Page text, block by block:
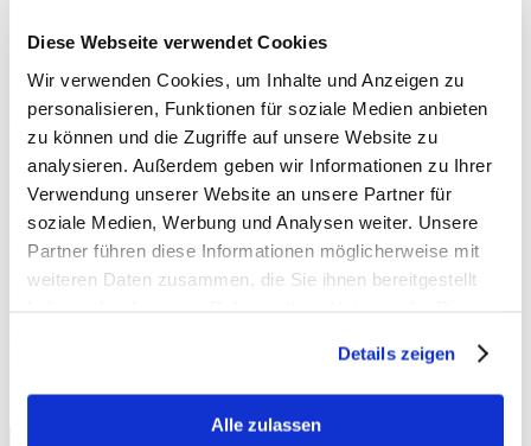
Diese Webseite verwendet Cookies
Wir verwenden Cookies, um Inhalte und Anzeigen zu
personalisieren, Funktionen für soziale Medien anbieten
zu können und die Zugriffe auf unsere Website zu
analysieren. Außerdem geben wir Informationen zu Ihrer
Verwendung unserer Website an unsere Partner für
soziale Medien, Werbung und Analysen weiter. Unsere
Partner führen diese Informationen möglicherweise mit
weiteren Daten zusammen, die Sie ihnen bereitgestellt
Details zeigen
Alle zulassen
Sie können Ihre Einwilligung jederzeit von der Cookie-Erklärung
Erfahren Sie in unserer Datenschutzrichtlinie mehr darüber, wer wir
sind, wie Sie uns kontaktieren können und wie wir
personenbezogene Daten verarbeiten.
Bitte geben Sie Ihre Einwilligungs-ID und das Datum an, wenn Sie
uns bezüglich Ihrer Einwilligung kontaktieren.
Ihre Einwilligung trifft auf die folgenden Domains zu: biohof-
hartung.de
Cookiebotaktualisiert: